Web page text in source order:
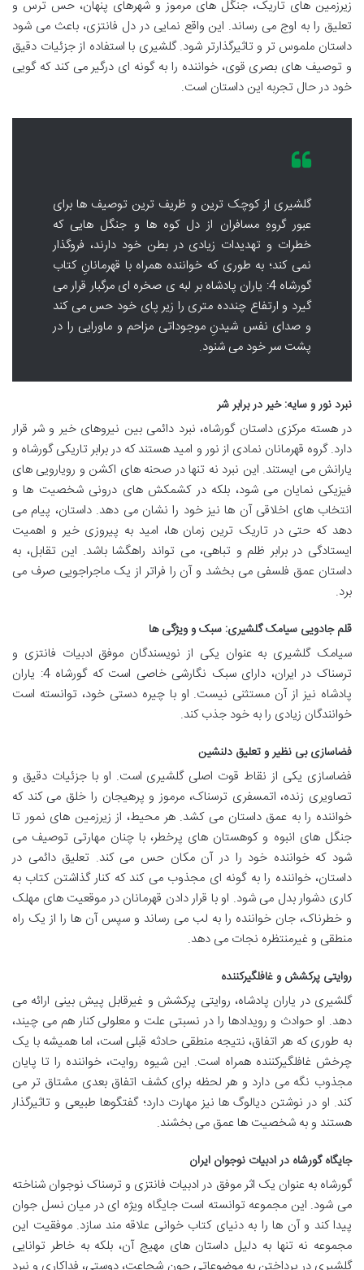
زیرزمین های تاریک، جنگل های مرموز و شهرهای پنهان، حس ترس و
تعلیق را به اوج می رساند. این واقع نمایی در دل فانتزی، باعث می شود
داستان ملموس تر و تاثیرگذارتر شود. گلشیری با استفاده از جزئیات دقیق
و توصیف های بصری قوی، خواننده را به گونه ای درگیر می کند که گویی
خود در حال تجربه این داستان است.
گلشیری از کوچک ترین و ظریف ترین توصیف ها برای
عبور گروهِ مسافران از دل کوه ها و جنگل هایی که
خطرات و تهدیدات زیادی در بطن خود دارند، فروگذار
نمی کند؛ به طوری که خواننده همراه با قهرمانانِ کتاب
گورشاه 4: یاران پادشاه بر لبه ی صخره ای مرگبار قرار می
گیرد و ارتفاع چندده متری را زیر پای خود حس می کند
و صدای نفس شیدنِ موجوداتی مزاحم و ماورایی را در
پشت سر خود می شنود.
نبرد نور و سایه: خیر در برابر شر
در هسته مرکزی داستان گورشاه، نبرد دائمی بین نیروهای خیر و شر قرار
دارد. گروه قهرمانان نمادی از نور و امید هستند که در برابر تاریکی گورشاه و
یارانش می ایستند. این نبرد نه تنها در صحنه های اکشن و رویارویی های
فیزیکی نمایان می شود، بلکه در کشمکش های درونی شخصیت ها و
انتخاب های اخلاقی آن ها نیز خود را نشان می دهد. داستان، پیام می
دهد که حتی در تاریک ترین زمان ها، امید به پیروزی خیر و اهمیت
ایستادگی در برابر ظلم و تباهی، می تواند راهگشا باشد. این تقابل، به
داستان عمق فلسفی می بخشد و آن را فراتر از یک ماجراجویی صرف می
برد.
قلم جادویی سیامک گلشیری: سبک و ویژگی ها
سیامک گلشیری به عنوان یکی از نویسندگان موفق ادبیات فانتزی و
ترسناک در ایران، دارای سبک نگارشی خاصی است که گورشاه 4: یاران
پادشاه نیز از آن مستثنی نیست. او با چیره دستی خود، توانسته است
خوانندگان زیادی را به خود جذب کند.
فضاسازی بی نظیر و تعلیق دلنشین
فضاسازی یکی از نقاط قوت اصلی گلشیری است. او با جزئیات دقیق و
تصاویری زنده، اتمسفری ترسناک، مرموز و پرهیجان را خلق می کند که
خواننده را به عمق داستان می کشد. هر محیط، از زیرزمین های نمور تا
جنگل های انبوه و کوهستان های پرخطر، با چنان مهارتی توصیف می
شود که خواننده خود را در آن مکان حس می کند. تعلیق دائمی در
داستان، خواننده را به گونه ای مجذوب می کند که کنار گذاشتن کتاب به
کاری دشوار بدل می شود. او با قرار دادن قهرمانان در موقعیت های مهلک
و خطرناک، جان خواننده را به لب می رساند و سپس آن ها را از یک راه
منطقی و غیرمنتظره نجات می دهد.
روایتی پرکشش و غافلگیرکننده
گلشیری در یاران پادشاه، روایتی پرکشش و غیرقابل پیش بینی ارائه می
دهد. او حوادث و رویدادها را در نسبتی علت و معلولی کنار هم می چیند،
به طوری که هر اتفاق، نتیجه منطقی حادثه قبلی است، اما همیشه با یک
چرخش غافلگیرکننده همراه است. این شیوه روایت، خواننده را تا پایان
مجذوب نگه می دارد و هر لحظه برای کشف اتفاق بعدی مشتاق تر می
کند. او در نوشتن دیالوگ ها نیز مهارت دارد؛ گفتگوها طبیعی و تاثیرگذار
هستند و به شخصیت ها عمق می بخشند.
جایگاه گورشاه در ادبیات نوجوان ایران
گورشاه به عنوان یک اثر موفق در ادبیات فانتزی و ترسناک نوجوان شناخته
می شود. این مجموعه توانسته است جایگاه ویژه ای در میان نسل جوان
پیدا کند و آن ها را به دنیای کتاب خوانی علاقه مند سازد. موفقیت این
مجموعه نه تنها به دلیل داستان های مهیج آن، بلکه به خاطر توانایی